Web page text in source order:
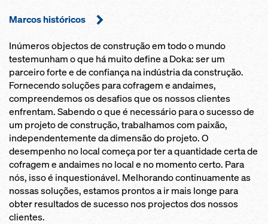
Marcos históricos
Inúmeros objectos de construção em todo o mundo
testemunham o que há muito define a Doka: ser um
parceiro forte e de confiança na indústria da construção.
Fornecendo soluções para cofragem e andaimes,
compreendemos os desafios que os nossos clientes
enfrentam. Sabendo o que é necessário para o sucesso de
um projeto de construção, trabalhamos com paixão,
independentemente da dimensão do projeto. O
desempenho no local começa por ter a quantidade certa de
cofragem e andaimes no local e no momento certo. Para
nós, isso é inquestionável. Melhorando continuamente as
nossas soluções, estamos prontos a ir mais longe para
obter resultados de sucesso nos projectos dos nossos
clientes.